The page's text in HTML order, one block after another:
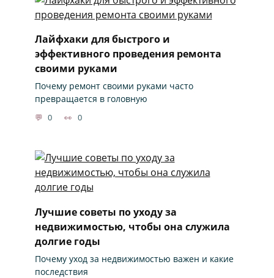
Лайфхаки для быстрого и
эффективного проведения ремонта
своими руками
Почему ремонт своими руками часто
превращается в головную
0 0
Лучшие советы по уходу за
недвижимостью, чтобы она служила
долгие годы
Почему уход за недвижимостью важен и какие
последствия